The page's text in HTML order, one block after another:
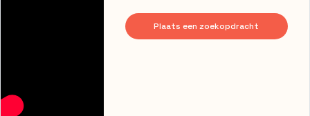
Plaats een zoekopdracht